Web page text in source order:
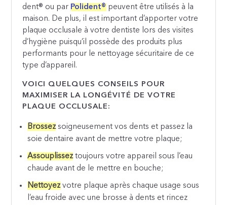
dent® ou par Polident® peuvent être utilisés à la
maison. De plus, il est important d’apporter votre
plaque occlusale à votre dentiste lors des visites
d’hygiène puisqu’il possède des produits plus
performants pour le nettoyage sécuritaire de ce
type d’appareil.
VOICI QUELQUES CONSEILS POUR
MAXIMISER LA LONGÉVITÉ DE VOTRE
PLAQUE OCCLUSALE:
Brossezsoigneusement vos dents et passez la
soie dentaire avant de mettre votre plaque;
Assouplisseztoujours votre appareil sous l’eau
chaude avant de le mettre en bouche;
Nettoyezvotre plaque après chaque usage sous
l’eau froide avec une brosse à dents et rincez